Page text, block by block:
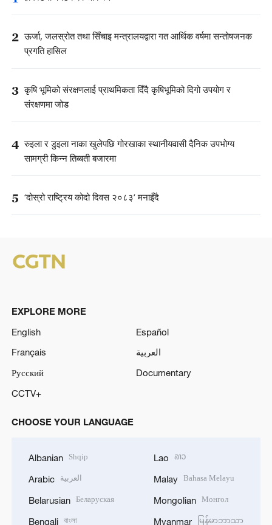
2 ऊर्जा, जलस्रोत तथा सिँचाइ मन्त्रालयद्वारा गत आर्थिक वर्षमा सन्तोषजनक
प्रगति हासिल
3 कृषि भूमिको संरक्षणलाई प्राथमिकता दिँदै कृषिभूमिको दिगो उपयोग र
संरक्षणमा जोड
4 रुइला र डुइला नाका खुलेपछि गोरखाका स्थानीयवासी दैनिक उपभोग्य
सामग्री किन्न तिब्बती बजारमा
5 ‘दोस्रो राष्ट्रिय कोदो दिवस २०८३’ मनाइँदै
EXPLORE MORE
English
Español
Français
العربية
Русский
Documentary
CCTV+
CHOOSE YOUR LANGUAGE
Albanian Shqip
Arabic العربية
Belarusian Беларуская
Bengali বাংলা
Lao ລາວ
Malay Bahasa Melayu
Mongolian Монгол
Myanmar မြန်မာဘာသာ